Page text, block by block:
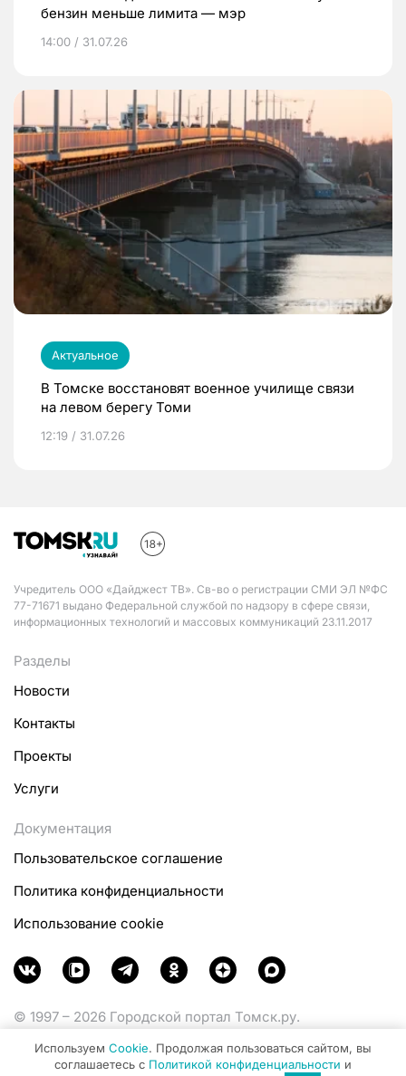
бензин меньше лимита — мэр
14:00 / 31.07.26
Актуальное
В Томске восстановят военное училище связи
на левом берегу Томи
12:19 / 31.07.26
Учредитель ООО «Дайджест ТВ». Св-во о регистрации СМИ ЭЛ №ФС
77-71671 выдано Федеральной службой по надзору в сфере связи,
информационных технологий и массовых коммуникаций 23.11.2017
Разделы
Новости
Контакты
Проекты
Услуги
Документация
Пользовательское соглашение
Политика конфиденциальности
Использование cookie
© 1997 – 2026 Городской портал Томск.ру.
Министерства цифрового развития, связи и массовых
Используем Cookie. Продолжая пользоваться сайтом, вы
соглашаетесь с Политикой конфиденциальности и